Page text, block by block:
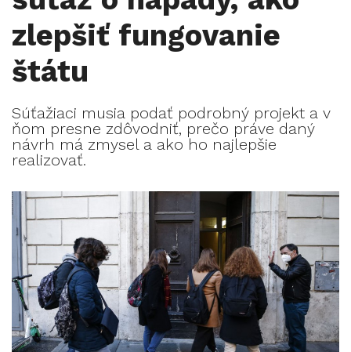
zlepšiť fungovanie
štátu
Súťažiaci musia podať podrobný projekt a v
ňom presne zdôvodniť, prečo práve daný
návrh má zmysel a ako ho najlepšie
realizovať.